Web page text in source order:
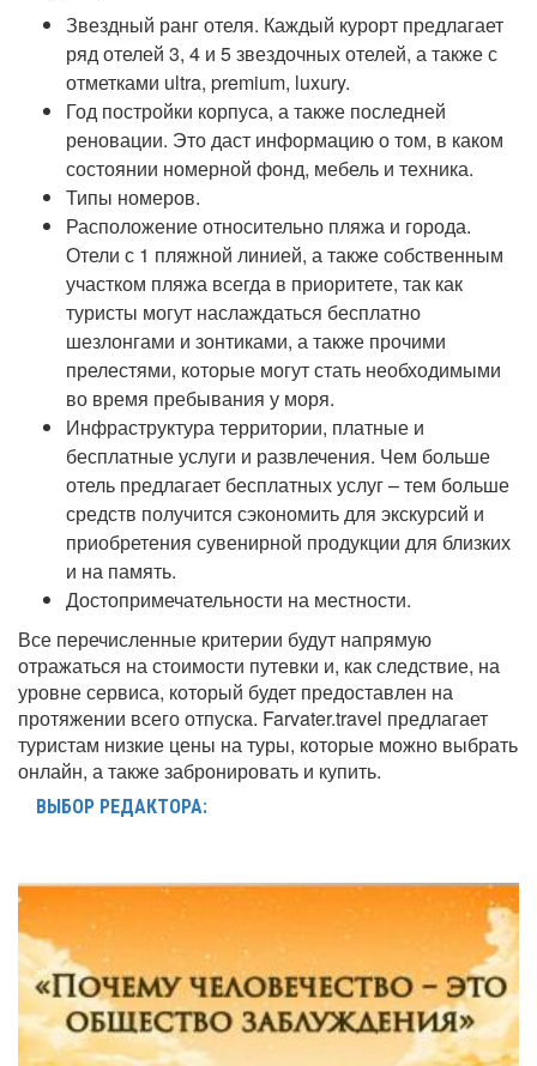
Звездный ранг отеля. Каждый курорт предлагает
ряд отелей 3, 4 и 5 звездочных отелей, а также с
отметками ultra, premium, luxury.
Год постройки корпуса, а также последней
реновации. Это даст информацию о том, в каком
состоянии номерной фонд, мебель и техника.
Типы номеров.
Расположение относительно пляжа и города.
Отели с 1 пляжной линией, а также собственным
участком пляжа всегда в приоритете, так как
туристы могут наслаждаться бесплатно
шезлонгами и зонтиками, а также прочими
прелестями, которые могут стать необходимыми
во время пребывания у моря.
Инфраструктура территории, платные и
бесплатные услуги и развлечения. Чем больше
отель предлагает бесплатных услуг – тем больше
средств получится сэкономить для экскурсий и
приобретения сувенирной продукции для близких
и на память.
Достопримечательности на местности.
Все перечисленные критерии будут напрямую
отражаться на стоимости путевки и, как следствие, на
уровне сервиса, который будет предоставлен на
протяжении всего отпуска. Farvater.travel предлагает
туристам низкие цены на туры, которые можно выбрать
онлайн, а также забронировать и купить.
ВЫБОР РЕДАКТОРА: